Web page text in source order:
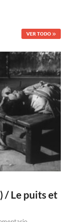
VER TODO
/ Le puits et